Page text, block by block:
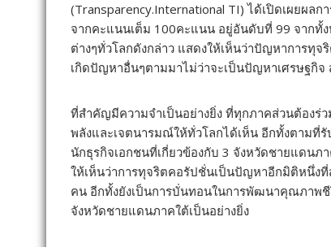
(Transparency.International TI) ได้เปิดเผยผ
จากคะแนนเต็ม 100คะแนน อยู่อันดับที่ 99 จาก
ต่างๆทั่วโลกดังกล่าว แสดงให้เห็นว่าปัญหาการทุ
เกิดปัญหาอื่นๆตามมาไม่ว่าจะเป็นปัญหาเศรษฐกิจ
ที่สำคัญมีความจำเป็นอย่างยิ่ง ที่ทุกภาคส่วนต้องร่
พลังและเจตนารมณ์ให้ทั่วโลกได้เห็น อีกทั้งตามที่
นักธุรกิจเอกชนที่เกี่ยวข้องกับ 3 จังหวัดชายแดน
ให้เห็นว่าการทุจริตคอรัปชั่นเป็นปัญหาอีกมิติหนึ่ง
คน อีกทั้งยังเป็นการบั่นทอนในการพัฒนาคุณภาพชี
จังหวัดชายแดนภาคใต้เป็นอย่างยิ่ง